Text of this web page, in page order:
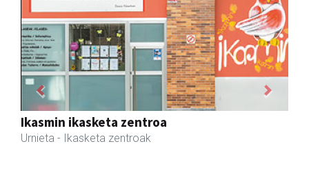
Egape Ikastola
Urnieta - Hezkuntza
Previous Next